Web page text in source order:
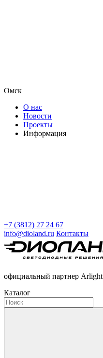
Омск
О нас
Новости
Проекты
Информация
+7 (3812) 27 24 67
info@dioland.ru Контакты
официальный партнер Arlight
Каталог